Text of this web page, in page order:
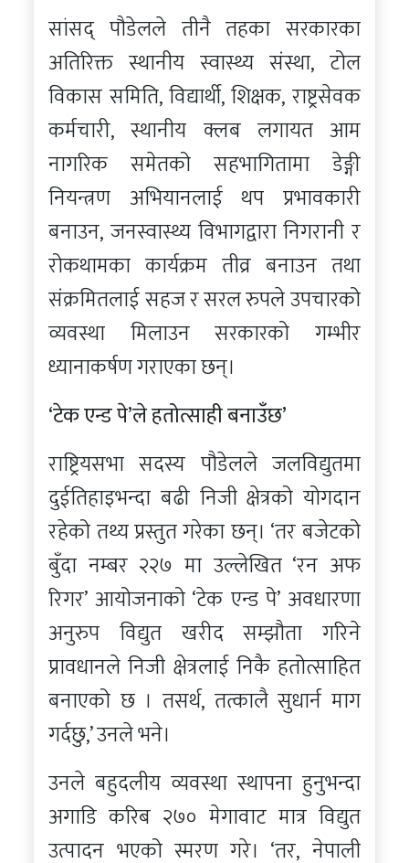
सांसद् पौडेलले तीनै तहका सरकारका
अतिरिक्त स्थानीय स्वास्थ्य संस्था, टोल
विकास समिति, विद्यार्थी, शिक्षक, राष्ट्रसेवक
कर्मचारी, स्थानीय क्लब लगायत आम
नागरिक समेतको सहभागितामा डेङ्गी
नियन्त्रण अभियानलाई थप प्रभावकारी
बनाउन, जनस्वास्थ्य विभागद्वारा निगरानी र
रोकथामका कार्यक्रम तीव्र बनाउन तथा
संक्रमितलाई सहज र सरल रुपले उपचारको
व्यवस्था मिलाउन सरकारको गम्भीर
ध्यानाकर्षण गराएका छन्।
‘टेक एन्ड पे’ले हतोत्साही बनाउँछ’
राष्ट्रियसभा सदस्य पौडेलले जलविद्युतमा
दुईतिहाइभन्दा बढी निजी क्षेत्रको योगदान
रहेको तथ्य प्रस्तुत गरेका छन्। ‘तर बजेटको
बुँदा नम्बर २२७ मा उल्लेखित ‘रन अफ
रिगर’ आयोजनाको ‘टेक एन्ड पे’ अवधारणा
अनुरुप विद्युत खरीद सम्झौता गरिने
प्रावधानले निजी क्षेत्रलाई निकै हतोत्साहित
बनाएको छ । तसर्थ, तत्कालै सुधार्न माग
गर्दछु,’ उनले भने।
उनले बहुदलीय व्यवस्था स्थापना हुनुभन्दा
अगाडि करिब २७० मेगावाट मात्र विद्युत
उत्पादन भएको स्मरण गरे। ‘तर, नेपाली